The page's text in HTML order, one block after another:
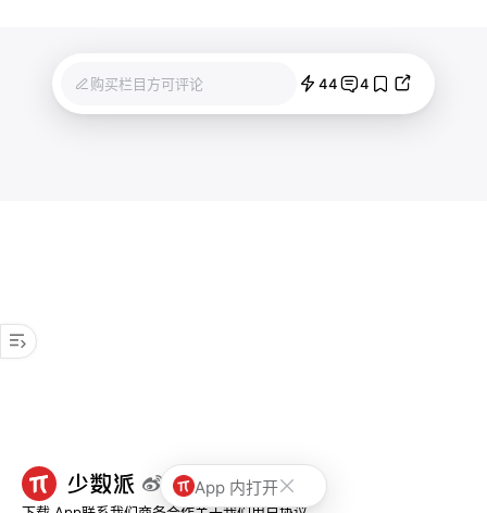
购买栏目方可评论 44 4
App 内打开